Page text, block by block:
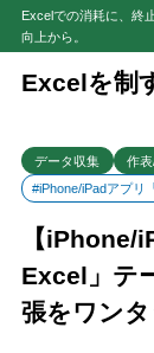
Excelでの消耗に、終
向上から。
Excelを制
データ収集
作
#iPhone/iPadアプリ
【
Excel」テ
張をワン
目次
1.1 テーブル
1.2 テーブル
2 まとめ